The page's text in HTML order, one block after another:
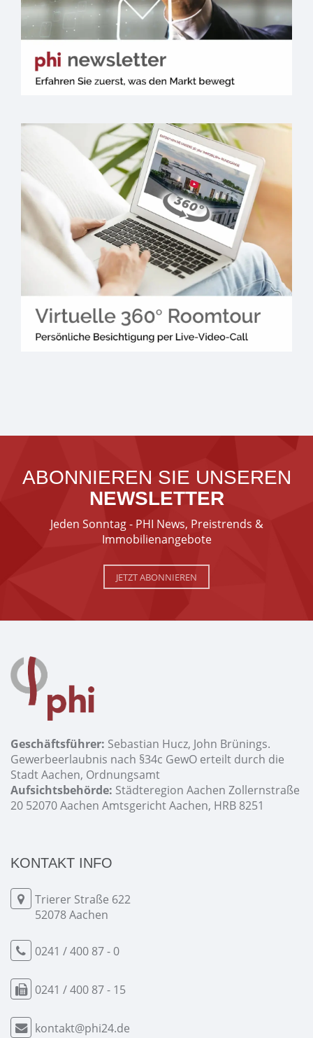
ABONNIEREN SIE UNSEREN
NEWSLETTER
Jeden Sonntag - PHI News, Preistrends &
Immobilienangebote
JETZT ABONNIEREN
Geschäftsführer: Sebastian Hucz, John Brünings.
Gewerbeerlaubnis nach §34c GewO erteilt durch die
Stadt Aachen, Ordnungsamt
Aufsichtsbehörde: Städteregion Aachen Zollernstraße
20 52070 Aachen Amtsgericht Aachen, HRB 8251
KONTAKT INFO
Trierer Straße 622
52078 Aachen
0241 / 400 87 - 0
0241 / 400 87 - 15
kontakt@phi24.de